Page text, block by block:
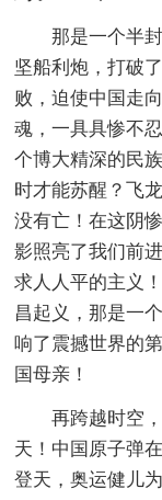
那是一个半
坚船利炮，打破
败，迫使中国走
魂，一具具惨不
个博大精深的民
时才能苏醒？飞
没有亡！在这阴
影照亮了我们前
求人人平的主义
昌起义，那是一
响了震撼世界的
国母亲！
再跨越时空
天！中国原子弹
登天，奥运健儿